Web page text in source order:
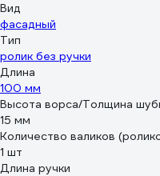
Вид
фасадный
Тип
ролик без ручки
Длина
100 мм
Высота ворса/Толщина
15 мм
Количество валиков
1 шт
Длина ручки